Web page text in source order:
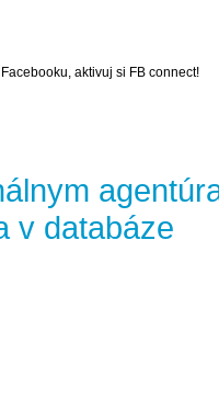
aktivuj si FB connect!
v databáze